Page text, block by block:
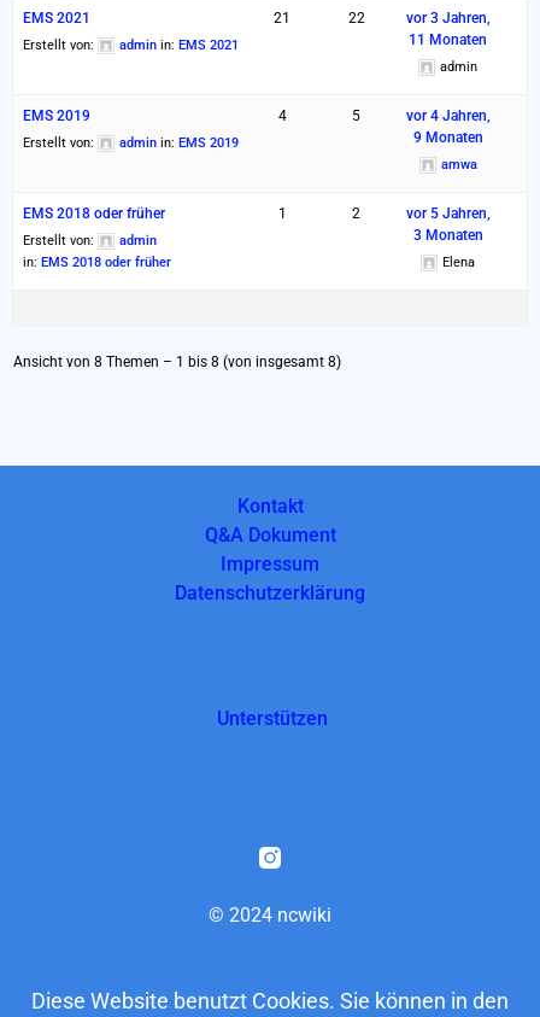
EMS 2021
Erstellt von: admin in: EMS 2021
21 22
vor 3 Jahren,
11 Monaten
admin
EMS 2019
Erstellt von: admin in: EMS 2019
4 5
vor 4 Jahren,
9 Monaten
amwa
EMS 2018 oder früher
Erstellt von:
admin
in: EMS 2018 oder früher
1 2
vor 5 Jahren,
3 Monaten
Elena
Ansicht von 8 Themen – 1 bis 8 (von insgesamt 8)
Kontakt
Q&A Dokument
Impressum
Datenschutzerklärung
Unterstützen
© 2024 ncwiki
Diese Website benutzt Cookies. Sie können in den